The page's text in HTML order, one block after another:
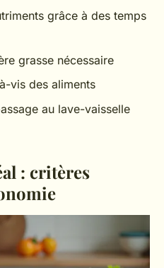
grâce à des temps
grasse nécessaire
vis des aliments
au lave-vaisselle
: critères